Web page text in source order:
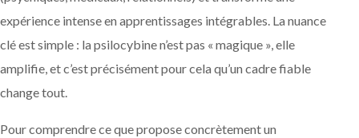
expérience intense en apprentissages intégrables. La nuance
clé est simple : la psilocybine n’est pas « magique », elle
amplifie, et c’est précisément pour cela qu’un cadre fiable
change tout.
Pour comprendre ce que propose concrètement un